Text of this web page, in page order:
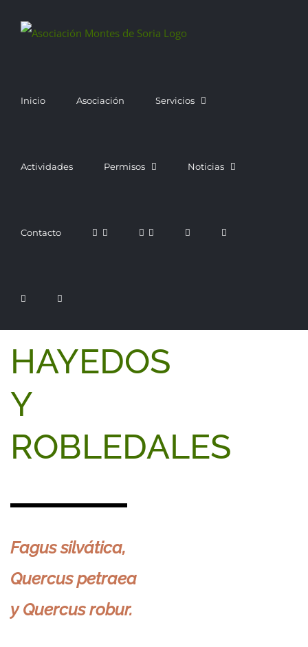
Inicio Asociación Servicios
Actividades Permisos Noticias
Contacto
HAYEDOS
Y
ROBLEDALES
Fagussilvática,
Quercuspetraea
y Quercus robur.